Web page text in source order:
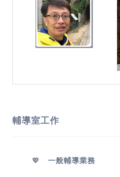
輔導室工作
💖 一般輔導業務